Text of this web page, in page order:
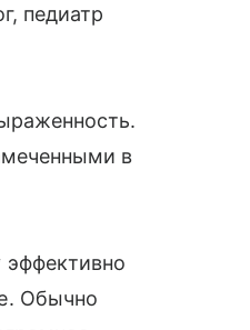
педиатр
в
Обычно